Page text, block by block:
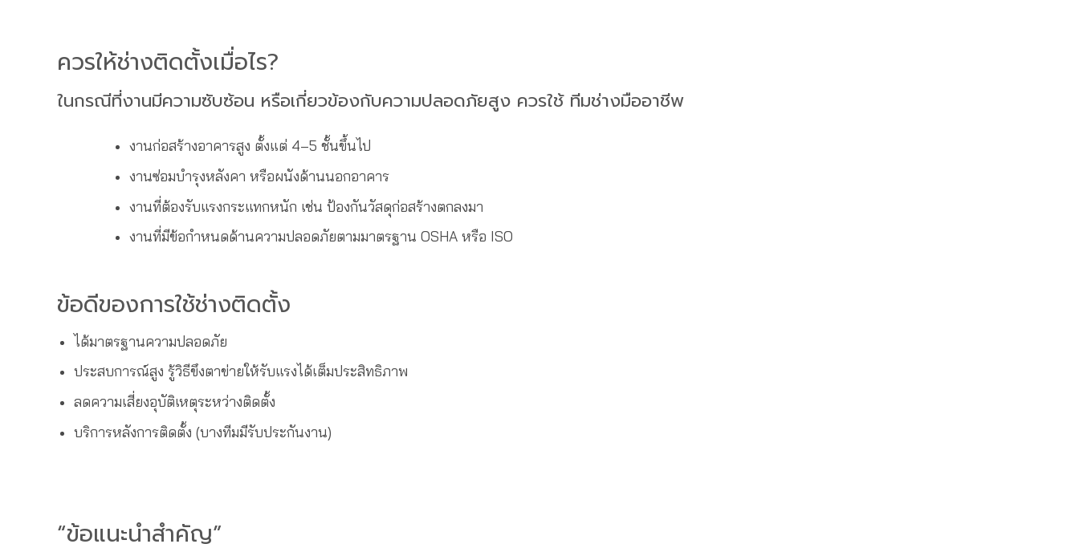
ควรให้ช่างติดตั้งเมื่อไร?
ในกรณีที่งานมีความซับซ้อน หรือเกี่ยวข้องกับความปลอดภัยสูง ควรใช้ ทีมช่างมืออาชีพ
งานก่อสร้างอาคารสูง ตั้งแต่ 4–5 ชั้นขึ้นไป
งานซ่อมบำรุงหลังคา หรือผนังด้านนอกอาคาร
งานที่ต้องรับแรงกระแทกหนัก เช่น ป้องกันวัสดุก่อสร้างตกลงมา
งานที่มีข้อกำหนดด้านความปลอดภัยตามมาตรฐาน OSHA หรือ ISO
ข้อดีของการใช้ช่างติดตั้ง
ได้มาตรฐานความปลอดภัย
ประสบการณ์สูง รู้วิธีขึงตาข่ายให้รับแรงได้เต็มประสิทธิภาพ
ลดความเสี่ยงอุบัติเหตุระหว่างติดตั้ง
บริการหลังการติดตั้ง (บางทีมมีรับประกันงาน)
“ข้อแนะนำสำคัญ”